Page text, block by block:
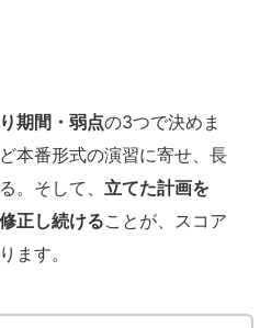
期間・弱点の3つで決めま
本番形式の演習に寄せ、長
。そして、 立てた計画を
正し続けることが、スコア
ます。